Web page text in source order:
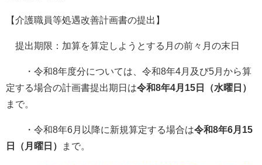
【介護職員等処遇改善計画書の提出】
提出期限：加算を算定しようとする月の前々月の末日
・令和8年度分については、令和8年4月及び5月から算
定する場合の計画書提出期日は令和8年4月15日（水曜日）
まで。
・令和8年6月以降に新規算定する場合は令和8年6月15
日（月曜日）
まで。